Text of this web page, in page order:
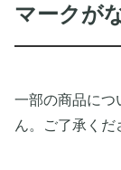
マークが
一部の商品につ
ん。ご了承くだ